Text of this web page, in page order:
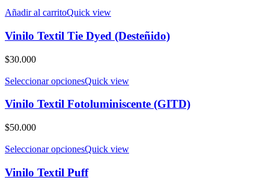
Añadir al carritoQuick view
Vinilo Textil Tie Dyed (Desteñido)
$30.000
Seleccionar opcionesQuick view
Vinilo Textil Fotoluminiscente (GITD)
$50.000
Seleccionar opcionesQuick view
Vinilo Textil Puff